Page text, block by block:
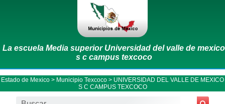
La escuela Media superior Universidad del valle de mexico
s c campus texcoco
Estado de Mexico > Municipio Texcoco > UNIVERSIDAD DEL VALLE DE MEXICO
S C CAMPUS TEXCOCO